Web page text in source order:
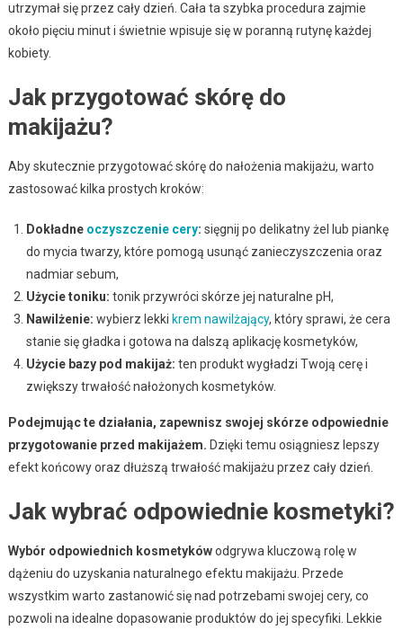
utrzymał się przez cały dzień. Cała ta szybka procedura zajmie
około pięciu minut i świetnie wpisuje się w poranną rutynę każdej
kobiety.
Jak przygotować skórę do
makijażu?
Aby skutecznie przygotować skórę do nałożenia makijażu, warto
zastosować kilka prostych kroków:
Dokładne oczyszczenie cery: sięgnij po delikatny żel lub piankę
do mycia twarzy, które pomogą usunąć zanieczyszczenia oraz
nadmiar sebum,
Użycie toniku: tonik przywróci skórze jej naturalne pH,
Nawilżenie: wybierz lekki krem nawilżający, który sprawi, że cera
stanie się gładka i gotowa na dalszą aplikację kosmetyków,
Użycie bazy pod makijaż: ten produkt wygładzi Twoją cerę i
zwiększy trwałość nałożonych kosmetyków.
Podejmując te działania, zapewnisz swojej skórze odpowiednie
przygotowanie przed makijażem. Dzięki temu osiągniesz lepszy
efekt końcowy oraz dłuższą trwałość makijażu przez cały dzień.
Jak wybrać odpowiednie kosmetyki?
Wybór odpowiednich kosmetykówodgrywa kluczową rolę w
dążeniu do uzyskania naturalnego efektu makijażu. Przede
wszystkim warto zastanowić się nad potrzebami swojej cery, co
pozwoli na idealne dopasowanie produktów do jej specyfiki. Lekkie